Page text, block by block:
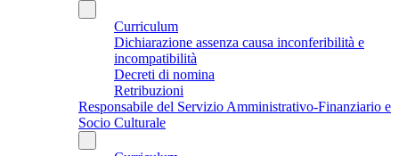
Curriculum
Dichiarazione assenza causa inconferibilità e
incompatibilità
Decreti di nomina
Retribuzioni
Responsabile del Servizio Amministrativo-Finanziario e
Socio Culturale